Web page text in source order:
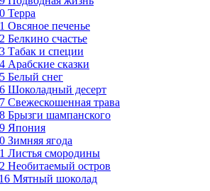
Терра
Овсяное печенье
Белкино счастье
Табак и специи
Арабские сказки
Белый снег
Шоколадный десерт
Свежескошенная трава
Брызги шампанского
Япония
Зимняя ягода
Листья смородины
Необитаемый остров
Мятный шоколад